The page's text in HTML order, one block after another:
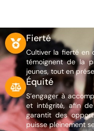
Équité
S’engager à
et intégrité, afin
garantit des
puisse pleinement
Fierté
Cultiver la fierté en
témoignent de la
jeunes, tout en